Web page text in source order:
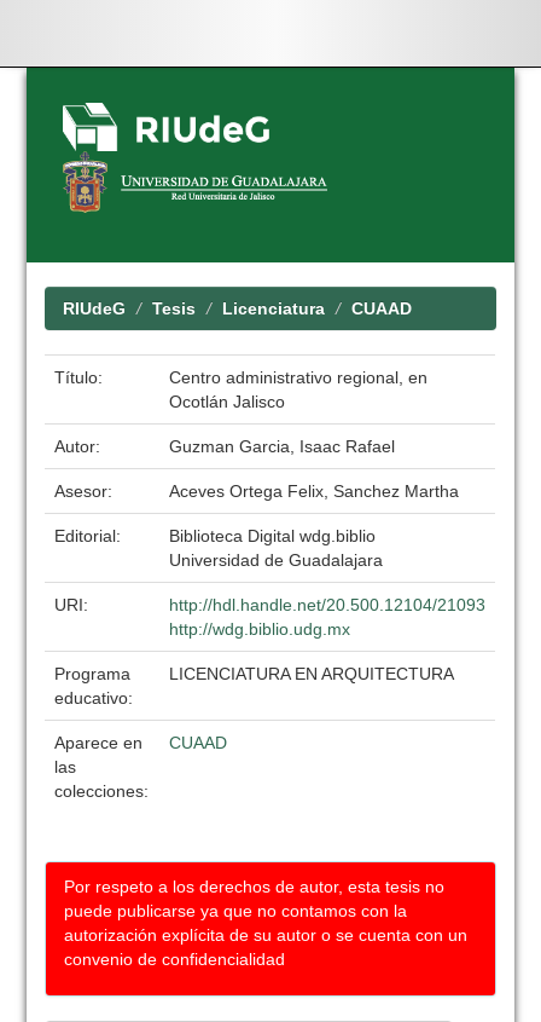
Skip
navigation
RIUdeG Tesis Licenciatura CUAAD
Título:
Centro administrativo regional, en
Ocotlán Jalisco
Autor: Guzman Garcia, Isaac Rafael
Asesor: Aceves Ortega Felix, Sanchez Martha
Editorial:
Biblioteca Digital wdg.biblio
Universidad de Guadalajara
URI:
http://hdl.handle.net/20.500.12104/21093
http://wdg.biblio.udg.mx
Programa
educativo:
LICENCIATURA EN ARQUITECTURA
Aparece en
las
colecciones:
CUAAD
Por respeto a los derechos de autor, esta tesis no
puede publicarse ya que no contamos con la
autorización explícita de su autor o se cuenta con un
convenio de confidencialidad